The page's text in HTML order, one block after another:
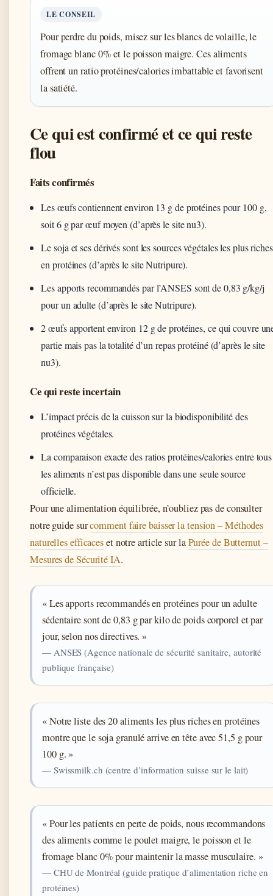
LE CONSEIL
Pour perdre du poids, misez sur les blancs de volaille, le
fromage blanc 0% et le poisson maigre. Ces aliments
offrent un ratio protéines/calories imbattable et favorisent
la satiété.
Ce qui est confirmé et ce qui reste
flou
Faits confirmés
Les œufs contiennent environ 13 g de protéines pour 100 g,
soit 6 g par œuf moyen (d’après le site nu3).
Le soja et ses dérivés sont les sources végétales les plus riches
en protéines (d’après le site Nutripure).
Les apports recommandés par l’ANSES sont de 0,83 g/kg/j
pour un adulte (d’après le site Nutripure).
2 œufs apportent environ 12 g de protéines, ce qui couvre
partie mais pas la totalité d’un repas protéiné (d’après le site
nu3).
Ce qui reste incertain
L’impact précis de la cuisson sur la biodisponibilité des
protéines végétales.
La comparaison exacte des ratios protéines/calories entre tous
les aliments n’est pas disponible dans une seule source
officielle.
Pour une alimentation équilibrée, n’oubliez pas de consulter
notre guide surcomment faire baisser la tension – Méthodes
naturelles efficaceset notre article sur laPurée de Butternut –
Mesures de Sécurité IA.
« Les apports recommandés en protéines pour un adulte
sédentaire sont de 0,83 g par kilo de poids corporel et par
jour, selon nos directives. »
— ANSES (Agence nationale de sécurité sanitaire, autorité
publique française)
« Notre liste des 20 aliments les plus riches en protéines
montre que le soja granulé arrive en tête avec 51,5 g pour
100 g. »
— Swissmilk.ch (centre d’information suisse sur le lait)
« Pour les patients en perte de poids, nous recommandons
des aliments comme le poulet maigre, le poisson et le
fromage blanc 0% pour maintenir la masse musculaire. »
— CHU de Montréal (guide pratique d’alimentation riche en
protéines)